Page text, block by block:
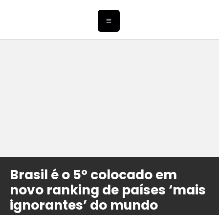
Brasil é o 5º colocado em
novo ranking de países ‘mais
ignorantes’ do mundo